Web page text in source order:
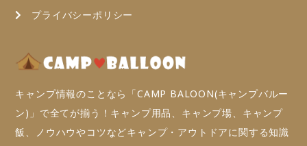
プライバシーポリシー
キャンプ情報のことなら「CAMP BALOON(キャンプバルー
ン)」で全てが揃う！キャンプ用品、キャンプ場、キャンプ
飯、ノウハウやコツなどキャンプ・アウトドアに関する知識